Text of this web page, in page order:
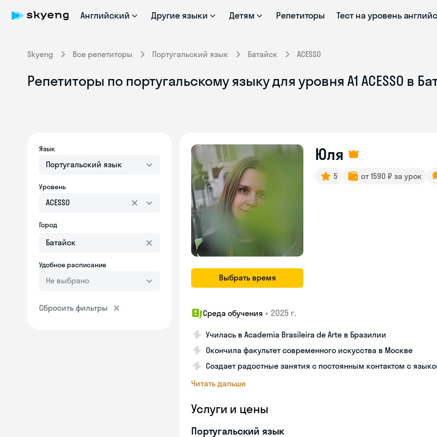
Английский Другие языки Детям Репетиторы Тест на уровень
Skyeng Все репетиторы Португальский язык Батайск ACESSO
Репетиторы по португальскому языку для уровня A1 ACESSO в
Язык
Португальский язык
Уровень
ACESSO
Город
Удобное расписание
Не выбрано
Сбросить фильтры
Выбрать время
Юля
5 от 1590 ₽ за урок
Среда обучения • 2025 г.
Училась в Academia Brasileira de Arte в Бразилии
Окончила факультет современного искусства в Москве
Создает радостные занятия с постоянным контактом с
Читать дальше
Услуги и цены
Португальский язык